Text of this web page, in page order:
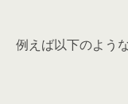
例えば以下のよう